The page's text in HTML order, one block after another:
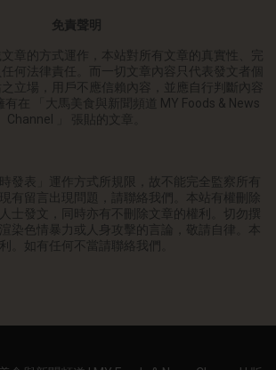
免責聲明
章的方式運作，本站對所有文章的真實性、完
何法律責任。而一切文章內容只代表發文者個
立場，用戶不應信賴內容，並應自行判斷內容
有在 「大馬美食與新聞頻道 MY Foods & News
Channel 」 張貼的文章。
發表」運作方式所規限，故不能完全監察所有
有留言出現問題，請聯絡我們。本站有權刪除
士發文，同時亦有不刪除文章的權利。切勿撰
染色情暴力或人身攻擊的言論，敬請自律。本
。如有任何不當請聯絡我們。